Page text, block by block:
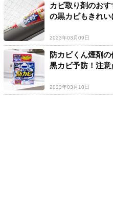
カビ取り剤のお
の黒カビもきれい
2023年03月09日
防カビくん煙剤
黒カビ予防！注意
2023年03月10日